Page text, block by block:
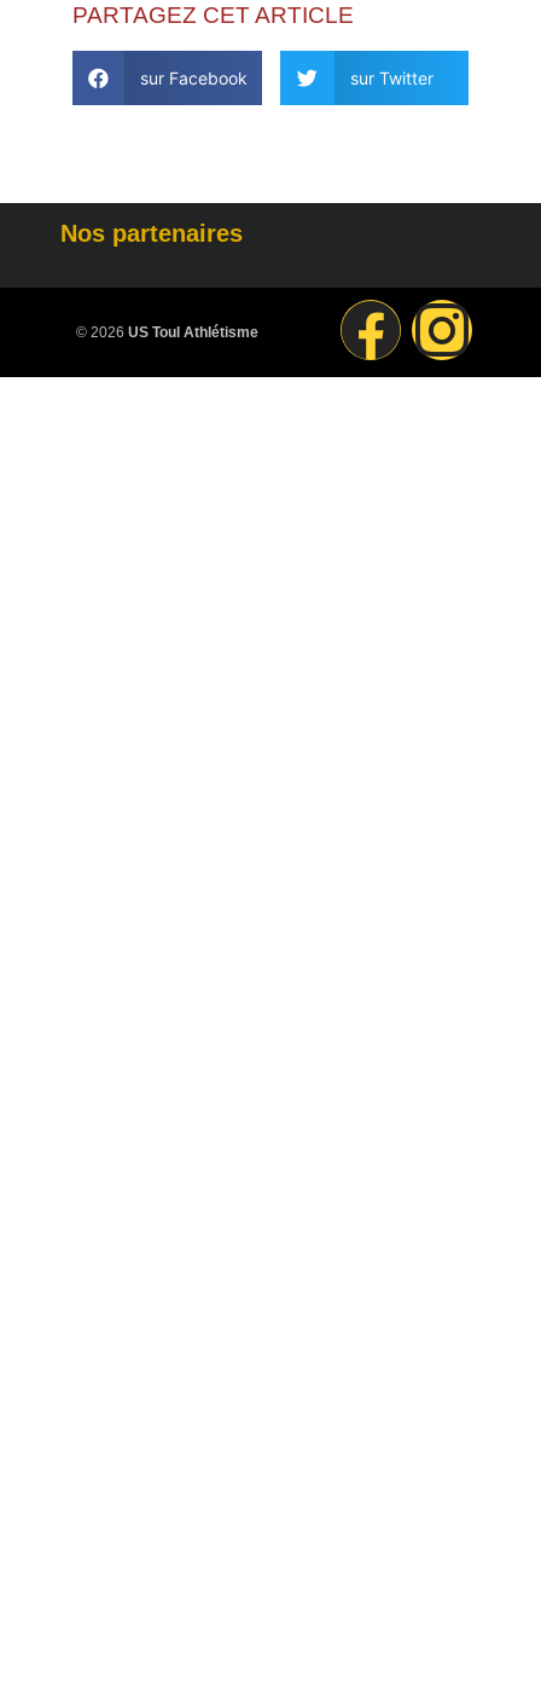
PARTAGEZ CET ARTICLE
sur Facebook sur Twitter
Nos partenaires
© 2026 US Toul Athlétisme